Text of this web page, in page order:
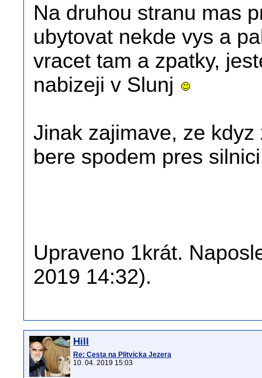
Na druhou stranu mas
ubytovat nekde vys a
vracet tam a zpatky,
nabizeji v Slunj
Jinak zajimave, ze
bere spodem pres
Upraveno 1krát.
2019 14:32).
Hill
Re: Cesta na Plitvicka Jezera
10. 04. 2019 15:03